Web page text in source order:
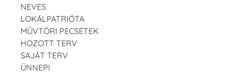
NEVES
LOKÁLPATRIÓTA
MŰVTÖRI PECSÉTEK
HOZOTT TERV
SAJÁT TERV
ÜNNEPI